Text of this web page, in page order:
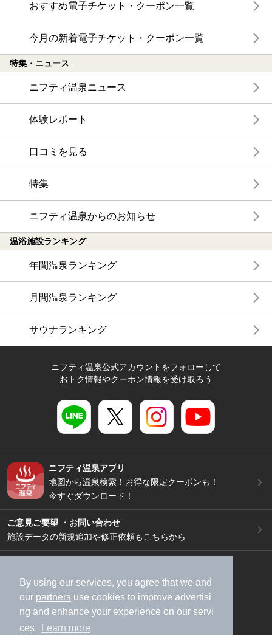
By using our services, you agree that we and
our partners use cookies to improve advertisi
ng and enhance your experience on our servi
ces.
Learn more
おすすめ電子チケット・クーポン一覧
今月の新着電子チケット・クーポン一覧
特集・ニュース
ニフティ温泉ニュース
体験レポート
口コミを見る
特集
ニフティ温泉からのお知らせ
温浴施設ランキング
年間温泉ランキング
月間温泉ランキング
サウナランキング
ニフティ温泉公式アカウントをフォローして
おトク情報やクーポン情報を受け取ろう
ニフティ温泉アプリ
地図から温泉検索！お得な限定クーポンも！
今すぐダウンロード！
ご意見ご要望 ・お問い合わせ
施設データの新規追加や修正依頼もこちらから
加盟店募集（資料請求）
広告出稿のご案内
利用規約
ライフスタイルMEMBERS+規約
特定商取引法に基づく表記
ヘルプ
採用情報
運営会社